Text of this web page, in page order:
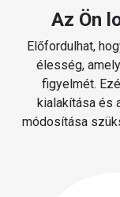
Az Ön
Előfordulhat,
élesség,
figyelmét.
kialakítása és
módosítása